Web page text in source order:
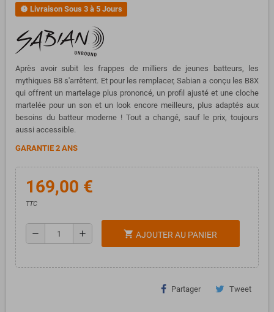
new_releases Livraison Sous 3 à 5 Jours
Après avoir subit les frappes de milliers de jeunes batteurs, les
mythiques B8 s'arrêtent. Et pour les remplacer, Sabian a conçu les B8X
qui offrent un martelage plus prononcé, un profil ajusté et une cloche
martelée pour un son et un look encore meilleurs, plus adaptés aux
besoins du batteur moderne ! Tout a changé, sauf le prix, toujours
aussi accessible.
GARANTIE 2 ANS
169,00 €
TTC
remove add shopping_cart AJOUTER AU PANIER
Partager Tweet